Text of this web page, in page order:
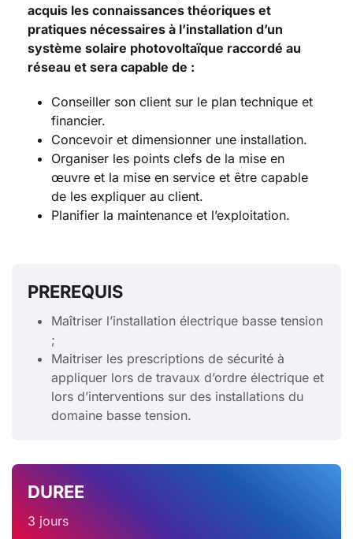
acquis les connaissances théoriques et
pratiques nécessaires à l’installation d’un
système solaire photovoltaïque raccordé au
réseau et sera capable de :
Conseiller son client sur le plan technique et
financier.
Concevoir et dimensionner une installation.
Organiser les points clefs de la mise en
œuvre et la mise en service et être capable
de les expliquer au client.
Planifier la maintenance et l’exploitation.
PREREQUIS
Maîtriser l’installation électrique basse tension
;
Maitriser les prescriptions de sécurité à
appliquer lors de travaux d’ordre électrique et
lors d’interventions sur des installations du
domaine basse tension.
DUREE
3 jours